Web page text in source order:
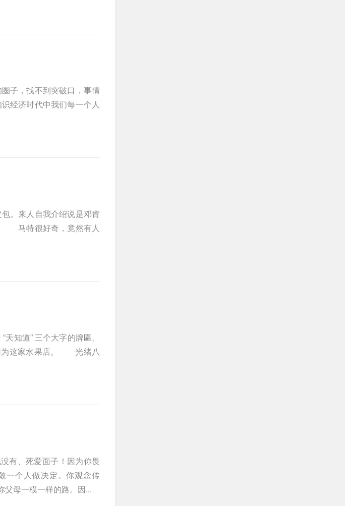
子，找不到突破口，事情
经济时代中我们每一个人
。来人自我介绍说是邓肯
马特很好奇，竟然有人
知道” 三个大字的牌匾。
为这家水果店。 光绪八
有、死爱面子！因为你畏
一个人做决定。你观念传
父母一模一样的路。因...